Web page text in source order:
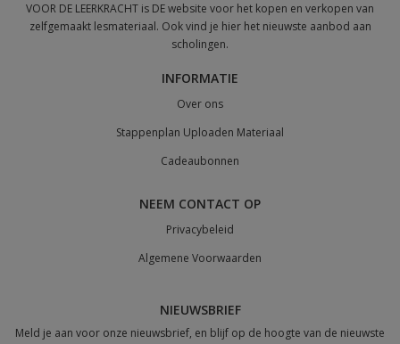
VOOR DE LEERKRACHT is DE website voor het kopen en verkopen van
zelfgemaakt lesmateriaal. Ook vind je hier het nieuwste aanbod aan
scholingen.
INFORMATIE
Over ons
Stappenplan Uploaden Materiaal
Cadeaubonnen
NEEM CONTACT OP
Privacybeleid
Algemene Voorwaarden
NIEUWSBRIEF
Meld je aan voor onze nieuwsbrief, en blijf op de hoogte van de nieuwste